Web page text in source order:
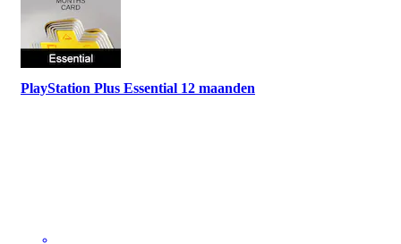
PlayStation Plus Essential 12 maanden